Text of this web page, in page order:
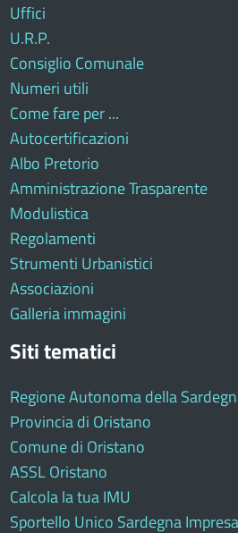
Uffici
U.R.P.
Consiglio Comunale
Numeri utili
Come fare per ...
Autocertificazioni
Albo Pretorio
Amministrazione Trasparente
Modulistica
Regolamenti
Strumenti Urbanistici
Associazioni
Galleria immagini
Siti tematici
Regione Autonoma della
Provincia di Oristano
Comune di Oristano
ASSL Oristano
Calcola la tua IMU
Sportello Unico Sardegna Impresa